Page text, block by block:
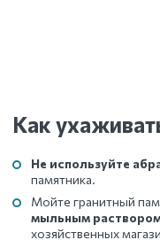
Как
Не используйте
памятника.
Мойте гранитный
мыльным
хозяйственных